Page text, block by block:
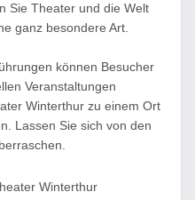
Sie Theater und die Welt
ganz besondere Art.
können Besucher
Veranstaltungen
Winterthur zu einem Ort
Lassen Sie sich von den